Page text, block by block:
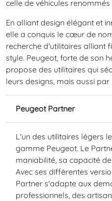
celle de véhicules
En alliant design élégant et
elle a conquis le cœur de
recherche d'utilitaires alliant
style. Peugeot, forte de son
propose des utilitaires qui
leurs designs, mais aussi
Peugeot Partner
L'un des utilitaires légers
gamme Peugeot. Le
maniabilité, sa capacité
Avec ses différentes
Partner s'adapte aux
professionnels, des